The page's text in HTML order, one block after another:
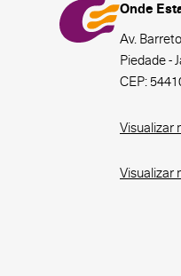
Onde
Av.
Piedade -
CEP:
Visualizar
Visualizar